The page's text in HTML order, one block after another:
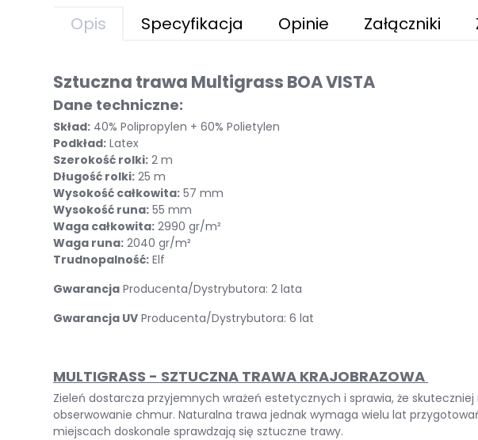
Opis Specyfikacja Opinie Załączniki
Sztuczna trawa Multigrass BOA VISTA
Dane techniczne:
Skład: 40% Polipropylen + 60% Polietylen
Podkład: Latex
Szerokość rolki: 2 m
Długość rolki: 25 m
Wysokość całkowita: 57 mm
Wysokość runa: 55 mm
Waga całkowita: 2990 gr/m²
Waga runa: 2040 gr/m²
Trudnopalność: Elf
Gwarancja Producenta/Dystrybutora: 2 lata
Gwarancja UV Producenta/Dystrybutora: 6 lat
MULTIGRASS - SZTUCZNA TRAWA KRAJOBRAZOWA
Zieleń dostarcza przyjemnych wrażeń estetycznych i sprawia, że
obserwowanie chmur. Naturalna trawa jednak wymaga wielu lat
miejscach doskonale sprawdzają się sztuczne trawy.